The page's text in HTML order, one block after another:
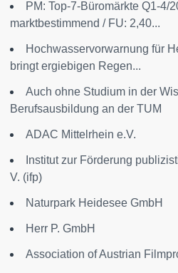
PM: Top-7-Büromärkte Q1-4/
marktbestimmend / FU: 2,40...
Hochwasservorwarnung für
bringt ergiebigen Regen...
Auch ohne Studium in der
Berufsausbildung an der TUM
ADAC Mittelrhein e.V.
Institut zur Förderung
V. (ifp)
Naturpark Heidesee GmbH
Herr P. GmbH
Association of Austrian